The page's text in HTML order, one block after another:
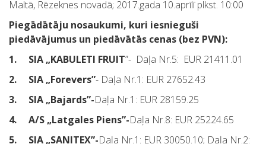
Maltā, Rēzeknes novadā; 2017.gada 10.aprīlī plkst. 10:00
Piegādātāju nosaukumi, kuri iesnieguši
piedāvājumus un piedāvātās cenas (bez PVN):
1. SIA „KABULETI FRUIT”- Daļa Nr.5: EUR 21411.01
2. SIA „Forevers”- Daļa Nr.1: EUR 27652.43
3. SIA „Bajards”-Daļa Nr.1: EUR 28159.25
4. A/S „Latgales Piens”-Daļa Nr.8: EUR 25224.65
5. SIA „SANITEX”-Daļa Nr.1: EUR 30050.10; Daļa Nr.2: